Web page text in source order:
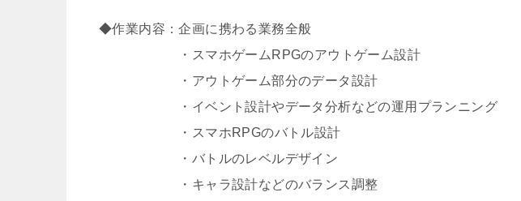
◆作業内容：企画に携わる業務全般
・スマホゲームRPGのアウトゲーム設計
・アウトゲーム部分のデータ設計
・イベント設計やデータ分析などの運用プランニング
・スマホRPGのバトル設計
・バトルのレベルデザイン
・キャラ設計などのバランス調整